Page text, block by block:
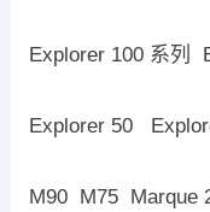
Explorer 100 系列
Explorer 50
M90 M75 Marque